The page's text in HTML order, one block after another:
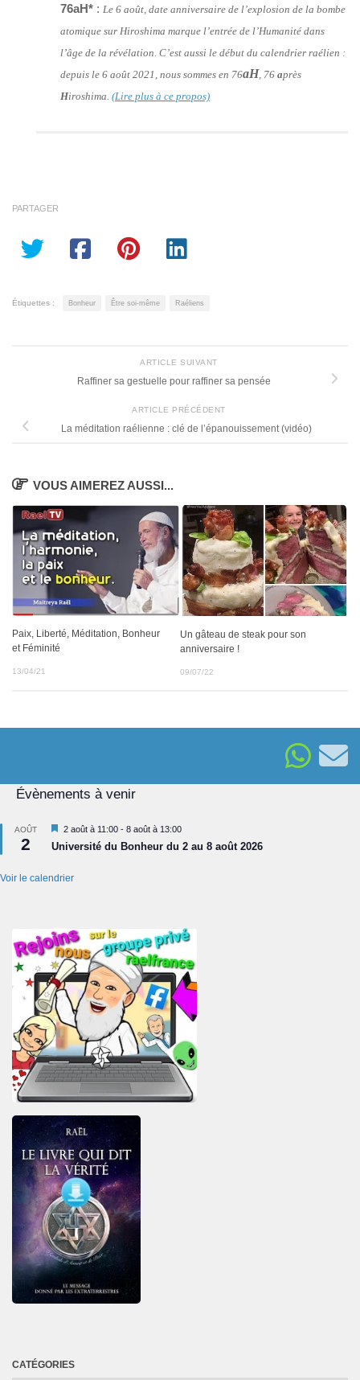
76aH* : Le 6 août, date anniversaire de l’explosion de la bombe
atomique sur Hiroshima marque l’entrée de l’Humanité dans
l’âge de la révélation. C’est aussi le début du calendrier raélien :
depuis le 6 août 2021, nous sommes en 76aH, 76 après
Hiroshima. (Lire plus à ce propos)
PARTAGER
Étiquettes : Bonheur Être soi-même Raéliens
ARTICLE SUIVANT
Raffiner sa gestuelle pour raffiner sa pensée
ARTICLE PRÉCÉDENT
La méditation raélienne : clé de l’épanouissement (vidéo)
VOUS AIMEREZ AUSSI...
Paix, Liberté, Méditation, Bonheur
et Féminité
13/04/21
Un gâteau de steak pour son
anniversaire !
09/07/22
Évènements à venir
AOÛT
2
Mis
en
avant
2 août à 11:00 - 8 août à 13:00
Université du Bonheur du 2 au 8 août 2026
Voir le calendrier
CATÉGORIES